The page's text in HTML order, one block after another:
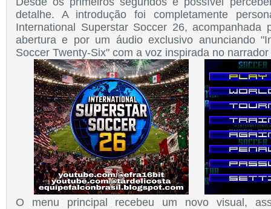
detalhe. A introdução foi completamente
International Superstar Soccer 26,
abertura e por um áudio exclusivo anunciando
Soccer Twenty-Six" com a voz inspirada no
O menu principal recebeu um novo visual,